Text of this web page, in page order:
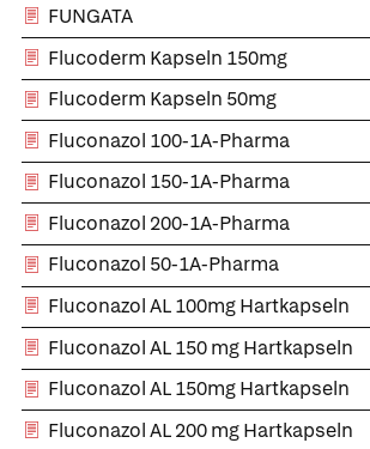
FUNGATA
Flucoderm Kapseln 150mg
Flucoderm Kapseln 50mg
Fluconazol 100-1A-Pharma
Fluconazol 150-1A-Pharma
Fluconazol 200-1A-Pharma
Fluconazol 50-1A-Pharma
Fluconazol AL 100mg Hartkapseln
Fluconazol AL 150 mg Hartkapseln
Fluconazol AL 150mg Hartkapseln
Fluconazol AL 200 mg Hartkapseln